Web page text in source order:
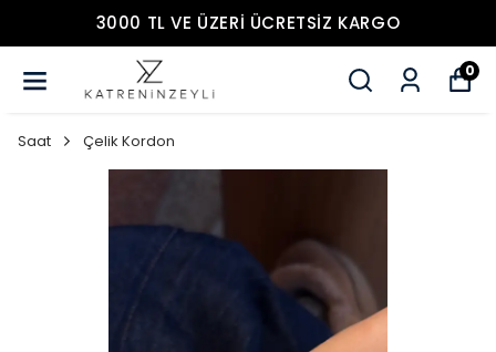
3000 TL VE ÜZERİ ÜCRETSİZ KARGO
0
Saat Çelik Kordon